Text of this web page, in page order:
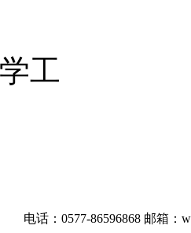
工
电话：0577-86596868 邮箱：